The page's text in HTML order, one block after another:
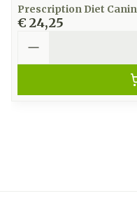
Prescription Diet
€ 24,25